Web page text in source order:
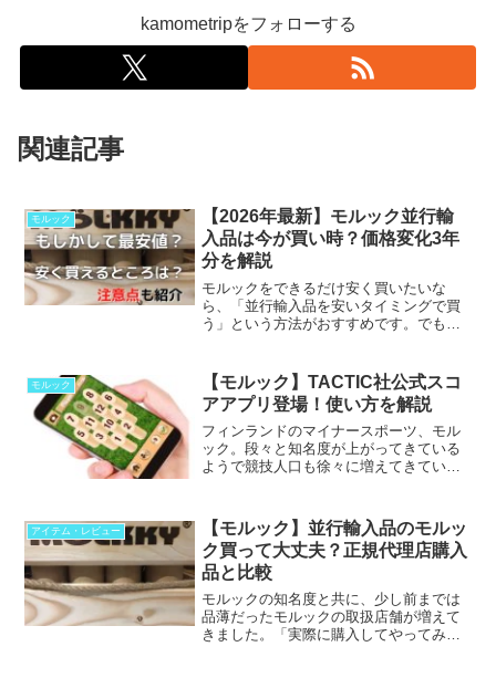
kamometripをフォローする
関連記事
モルック
【2026年最新】モルック並行輸
入品は今が買い時？価格変化3年
分を解説
モルックをできるだけ安く買いたいな
ら、「並行輸入品を安いタイミングで買
う」という方法がおすすめです。でも、
をもとに、「今は...
モルック
【モルック】TACTIC社公式スコ
アアプリ登場！使い方を解説
フィンランドのマイナースポーツ、モル
ック。段々と知名度が上がってきている
ようで競技人口も徐々に増えてきていま
ける方法はないの？」と...
アイテム・レビュー
【モルック】並行輸入品のモルッ
ク買って大丈夫？正規代理店購入
品と比較
モルックの知名度と共に、少し前までは
品薄だったモルックの取扱店舗が増えて
きました。「実際に購入してやってみた